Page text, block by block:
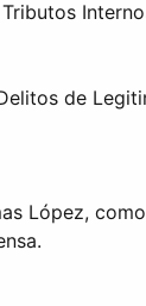
de
López,